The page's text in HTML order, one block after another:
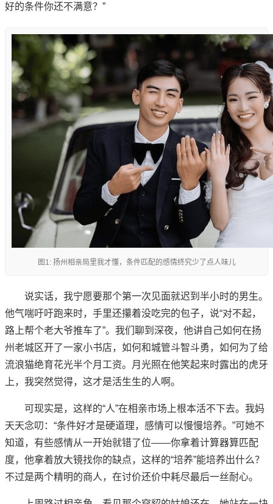
好的条件你还不满意？”
图1: 扬州相亲局里我才懂，条件匹配的感情终究少了点人味儿
说实话，我宁愿要那个第一次见面就迟到半小时的男生。
他气喘吁吁跑来时，手里还攥着没吃完的包子，说“对不起，
路上帮个老大爷推车了”。我们聊到深夜，他讲自己如何在扬
州老城区开了一家小书店，如何和城管斗智斗勇，如何为了给
流浪猫绝育花光半个月工资。月光照在他笑起来时露出的虎牙
上，我突然觉得，这才是活生生的人啊。
可现实是，这样的“人”在相亲市场上根本活不下去。我妈
天天念叨：“条件好才是硬道理，感情可以慢慢培养。”可她不
知道，有些感情从一开始就错了位——你拿着计算器算匹配
度，他拿着放大镜找你的缺点，这样的“培养”能培养出什么？
不过是两个精明的商人，在讨价还价中耗尽最后一丝耐心。